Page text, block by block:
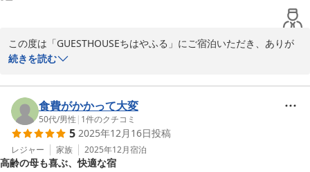
「GUESTHOUSEちはやふる」東田
ゲストハウス ちはやふる
2026-04-06
この度は「GUESTHOUSEちはやふる」にご宿泊いただき、ありが
とうございました。
ご自宅のようにゆったりお過ごしいただけたとの
こと、とても嬉しくおもいます。
駐車場の件もお役に立てて何よりでした。
またお近くにお越しの際は、ぜひお気軽にお立ち寄りくださいま
続きを読む
食費がかかって大変
50代/男性 | 1件のクチコミ
5 2025年12月16日投稿
レジャー 家族 2025年12月宿泊
高齢の母も喜ぶ、快適な宿